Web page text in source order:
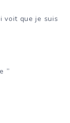
voit que je suis
”